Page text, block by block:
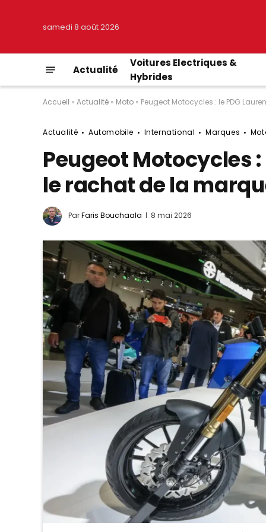
samedi 8 août 2026
Actualité
Voitures Electriques &
Hybrides
Accueil » Actualité » Moto » Peugeot Motocycles : le PDG
Actualité Automobile International Marques
Peugeot Motocycles
le rachat de la
ParFaris Bouchaala 8 mai 2026
© Peugeot Motocycles